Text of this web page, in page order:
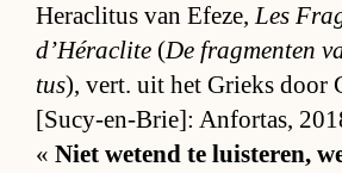
He­ra­cli­tus van Efe­ze,Les
d’Hé­ra­clite (De frag­men­ten
tus), vert. uit het Grieks door
[Su­cy-en-Brie]: An­for­tas,
« Niet we­tend te luis­te­ren,